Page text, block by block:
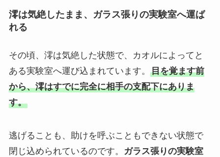
澪は気絶したまま、ガラス張りの実験室へ運ば
れる
その頃、澪は気絶した状態で、カオルによってと
ある実験室へ運び込まれています。 目を覚ます前
から、澪はすでに完全に相手の支配下にありま
す。
逃げることも、助けを呼ぶこともできない状態で
閉じ込められているのです。
ガラス張りの実験室